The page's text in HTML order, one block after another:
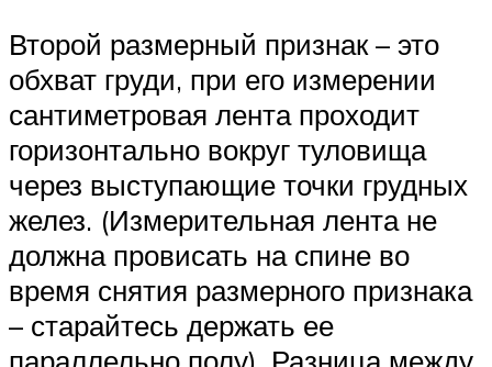
Второй размерный признак – это
обхват груди, при его измерении
сантиметровая лента проходит
горизонтально вокруг туловища
через выступающие точки грудных
желез. (Измерительная лента не
должна провисать на спине во
время снятия размерного признака
– старайтесь держать ее